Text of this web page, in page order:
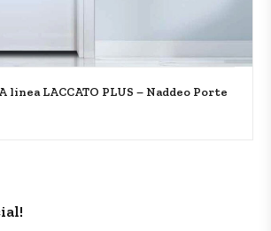
linea LACCATO PLUS – Naddeo Porte